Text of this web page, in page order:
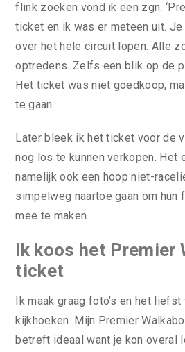
flink zoeken vond ik een zgn.
ticket en ik was er meteen uit.
over het hele circuit lopen. Alle
optredens. Zelfs een blik op de
Het ticket was niet goedkoop,
te gaan.
Later bleek ik het ticket voor de
nog los te kunnen verkopen. Het
namelijk ook een hoop niet-
simpelweg naartoe gaan om
mee te maken.
Ik koos het Premier
ticket
Ik maak graag foto’s en het liefst
kijkhoeken. Mijn Premier
betreft ideaal want je kon overal